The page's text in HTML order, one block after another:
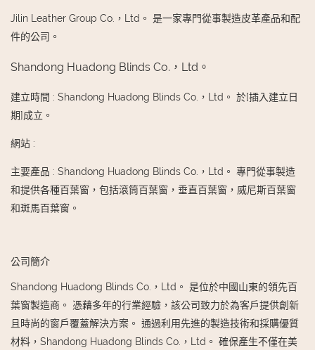
Jilin Leather Group Co.，Ltd。 是一家專門從事製造皮革產品和配
件的公司。
Shandong Huadong Blinds Co.，Ltd。
建立時間 : Shandong Huadong Blinds Co.，Ltd。 於[插入建立日
期]成立。
網站 :
主要產品 : Shandong Huadong Blinds Co.，Ltd。 專門從事製造
和提供各種百葉窗，包括滾筒百葉窗，垂直百葉窗，威尼斯百葉窗
和斑馬百葉窗。
公司簡介
Shandong Huadong Blinds Co.，Ltd。 是位於中國山東的領先百
葉窗製造商。 憑藉多年的行業經驗，該公司致力於為客戶提供創新
且時尚的窗戶覆蓋解決方案。 通過利用先進的製造技術和採購優質
材料，Shandong Huadong Blinds Co.，Ltd。 確保產生不僅在美